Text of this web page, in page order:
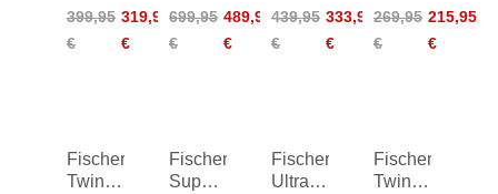
hard
22/23
399,95
€
319,95
€
R-Skin
25/26
699,95
€
489,95
€
med +
Shift
439,95
€
333,95
€
Junior
+ Shift
269,95
€
215,95
€
Fischer
Twin
Fischer
Superlite
Fischer
Ultralite
Fischer
Twin